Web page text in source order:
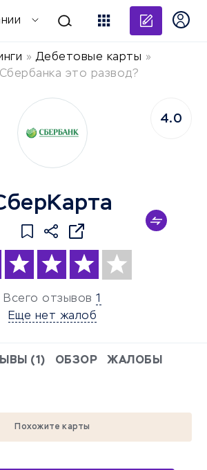
»Дебетовые карты »
это развод?
Всего отзывов 1
Еще нет жалоб
4.0
(1) ОБЗОР ЖАЛОБЫ
Похожите карты